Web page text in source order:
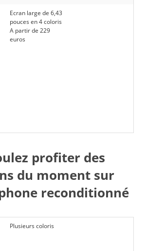
Ecran large de 6,43
pouces en 4 coloris
A partir de 229
euros
profiter des
du moment sur
reconditionné
Plusieurs coloris